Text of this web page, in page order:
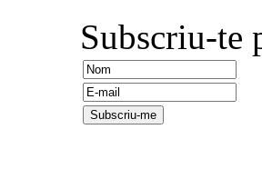
Subscriu-te